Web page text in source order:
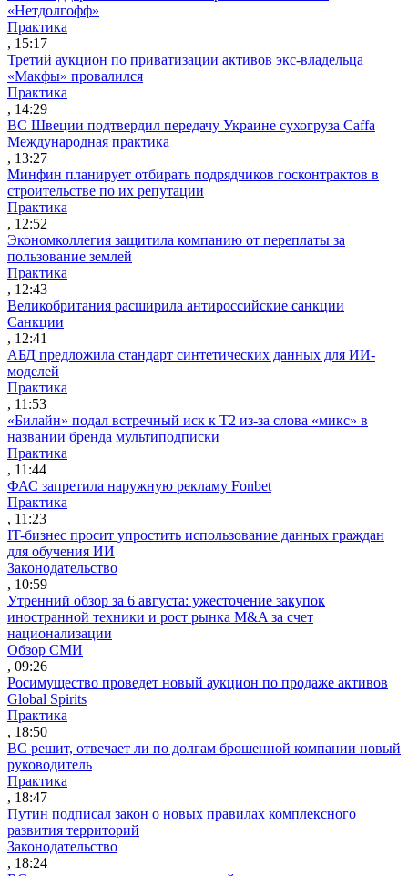
«Нетдолгофф»
Практика
, 15:17
Третий аукцион по приватизации активов экс-владельца
«Макфы» провалился
Практика
, 14:29
ВС Швеции подтвердил передачу Украине сухогруза Caffa
Международная практика
, 13:27
Минфин планирует отбирать подрядчиков госконтрактов в
строительстве по их репутации
Практика
, 12:52
Экономколлегия защитила компанию от переплаты за
пользование землей
Практика
, 12:43
Великобритания расширила антироссийские санкции
Санкции
, 12:41
АБД предложила стандарт синтетических данных для ИИ-
моделей
Практика
, 11:53
«Билайн» подал встречный иск к Т2 из-за слова «микс» в
названии бренда мультиподписки
Практика
, 11:44
ФАС запретила наружную рекламу Fonbet
Практика
, 11:23
IT-бизнес просит упростить использование данных граждан
для обучения ИИ
Законодательство
, 10:59
Утренний обзор за 6 августа: ужесточение закупок
иностранной техники и рост рынка M&A за счет
национализации
Обзор СМИ
, 09:26
Росимущество проведет новый аукцион по продаже активов
Global Spirits
Практика
, 18:50
ВС решит, отвечает ли по долгам брошенной компании новый
руководитель
Практика
, 18:47
Путин подписал закон о новых правилах комплексного
развития территорий
Законодательство
, 18:24